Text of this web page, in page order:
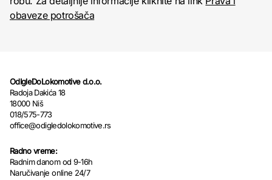
obaveze potrošača
OdIgleDoLokomotive d.o.o.
Radoja Dakića 18
18000 Niš
018/575-773
office@odigledolokomotive.rs
Radno vreme:
Radnim danom od 9-16h
Naručivanje online 24/7